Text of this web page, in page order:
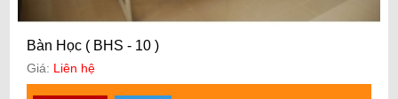
Bàn Học ( BHS - 10 )
Giá: Liên hệ